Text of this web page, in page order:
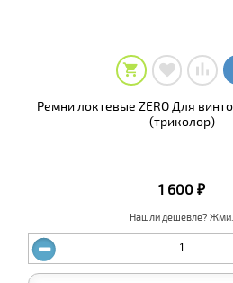
Ремни локтевые ZERO Для
(триколор)
Нашли дешевле? Жми.
1 600 ₽